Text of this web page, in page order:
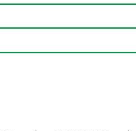
利用銀離子抗菌功能。
反應，使用細菌DNA產
接觸，周而復始進行上述
進國家，有將銀離子用